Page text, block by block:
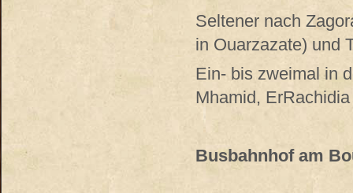
Seltener nach
in Ouarzazate) und
Ein- bis zweimal in
Mhamid,
Busbahnhof am